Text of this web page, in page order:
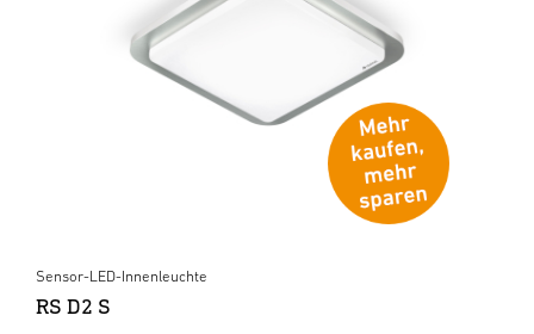
Sensor-LED-Innenleuchte
RS D2 S